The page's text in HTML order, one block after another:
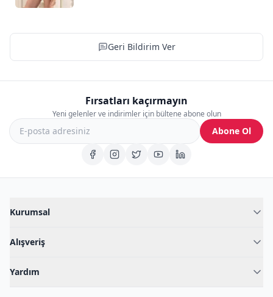
Geri Bildirim Ver
Fırsatları kaçırmayın
Yeni gelenler ve indirimler için bültene abone olun
Abone Ol
Kurumsal
Blog
İç Giyim Rehberi
Alışveriş
Yardım